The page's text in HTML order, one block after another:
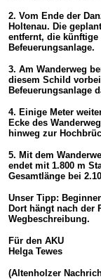
2. Vom Ende der
Holtenau. Die
entfernt, die
Befeuerungsanlage.
3. Am Wanderweg
diesem Schild
Befeuerungsanlage
4. Einige Meter
Ecke des
hinweg zur
5. Mit dem
endet mit 1.800 m
Gesamtlänge bei
Unser Tipp:
Dort hängt nach der
Wegbeschreibung.
Für den AKU
Helga Tewes
(Altenholzer